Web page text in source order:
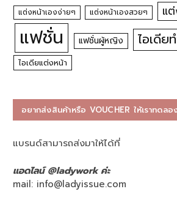
แต่งหน้าเองง่ายๆ แต่งหน้าเองสวยๆ แ
แฟชั่น แฟชั่นผู้หญิง ไอเดีย
ไอเดียแต่งหน้า
อยากส่งสินค้าหรือ VOUCHER ให้เราทดล
แบรนด์สามารถส่งมาให้ได้ที่
แอดไลน์ @ladywork ค่ะ
mail: info@ladyissue.com